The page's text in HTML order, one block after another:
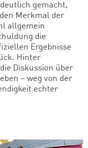
gemacht,
Merkmal der
allgemein
die
Ergebnisse
Hinter
Diskussion über
– weg von der
echter